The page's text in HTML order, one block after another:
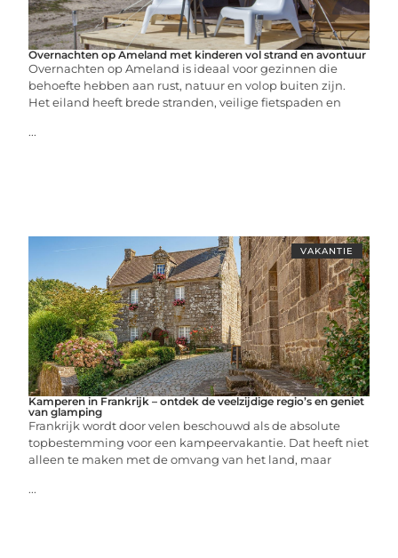
Overnachten op Ameland met kinderen vol strand en avontuur
Overnachten op Ameland is ideaal voor gezinnen die
behoefte hebben aan rust, natuur en volop buiten zijn.
Het eiland heeft brede stranden, veilige fietspaden en
...
VAKANTIE
Kamperen in Frankrijk – ontdek de veelzijdige regio’s en geniet
van glamping
Frankrijk wordt door velen beschouwd als de absolute
topbestemming voor een kampeervakantie. Dat heeft niet
alleen te maken met de omvang van het land, maar
...